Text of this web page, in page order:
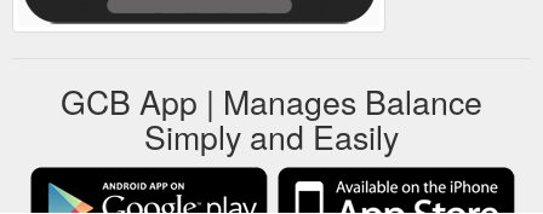
GCB App | Manages Balance
Simply and Easily